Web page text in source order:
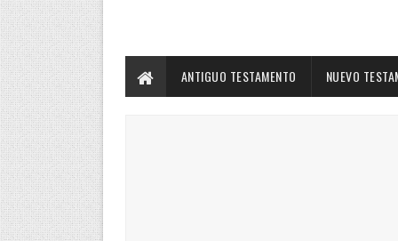
ANTIGUO TESTAMENTO NUEVO